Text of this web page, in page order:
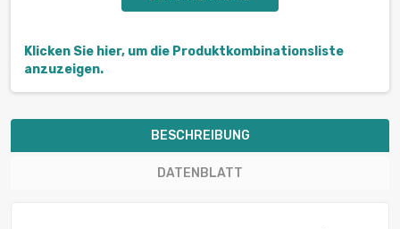
Klicken Sie hier, um die Produktkombinationsliste
anzuzeigen.
BESCHREIBUNG
DATENBLATT